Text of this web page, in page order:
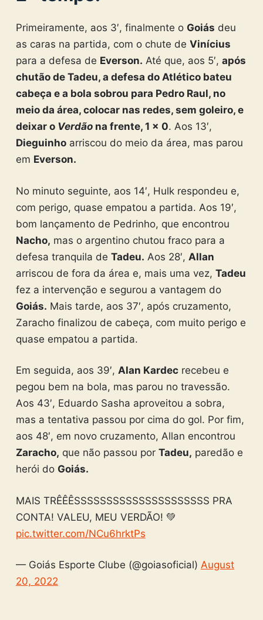
Primeiramente, aos 3′, finalmente o Goiás deu
as caras na partida, com o chute de Vinícius
para a defesa de Everson. Até que, aos 5′, após
chutão de Tadeu, a defesa do Atlético bateu
cabeça e a bola sobrou para Pedro Raul, no
meio da área, colocar nas redes, sem goleiro, e
deixar o Verdãona frente, 1 x 0. Aos 13′,
Dieguinhoarriscou do meio da área, mas parou
em Everson.
No minuto seguinte, aos 14′, Hulk respondeu e,
com perigo, quase empatou a partida. Aos 19′,
bom lançamento de Pedrinho, que encontrou
Nacho, mas o argentino chutou fraco para a
defesa tranquila de Tadeu. Aos 28′, Allan
arriscou de fora da área e, mais uma vez, Tadeu
fez a intervenção e segurou a vantagem do
Goiás. Mais tarde, aos 37′, após cruzamento,
Zaracho finalizou de cabeça, com muito perigo e
quase empatou a partida.
Em seguida, aos 39′, Alan Kardecrecebeu e
pegou bem na bola, mas parou no travessão.
Aos 43′, Eduardo Sasha aproveitou a sobra,
mas a tentativa passou por cima do gol. Por fim,
aos 48′, em novo cruzamento, Allan encontrou
Zaracho, que não passou por Tadeu, paredão e
herói do Goiás.
MAIS TRÊÊÊSSSSSSSSSSSSSSSSSSSSS PRA
CONTA! VALEU, MEU VERDÃO! 💚
pic.twitter.com/NCu6hrktPs
— Goiás Esporte Clube (@goiasoficial) August
20, 2022